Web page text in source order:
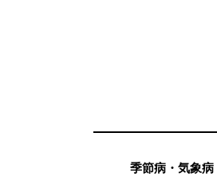
季節病・気象病